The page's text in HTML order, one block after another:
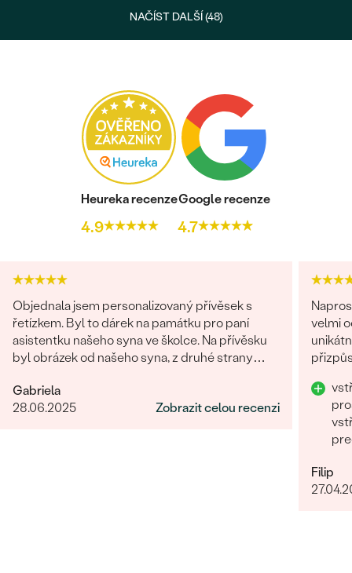
NAČÍST DALŠÍ (48)
Heureka recenze
4.9
Google recenze
4.7
Objednala jsem personalizovaný přívěsek s
řetízkem. Byl to dárek na památku pro paní
asistentku našeho syna ve školce. Na přívěsku
byl obrázek od našeho syna, z druhé strany
dořešili jsme všechny detaily objednávky. Šperk
je nádherný, udělal velikou radost, je originální a
Gabriela
28.06.2025
Zobrazit celou recenzi
velmi
Filip